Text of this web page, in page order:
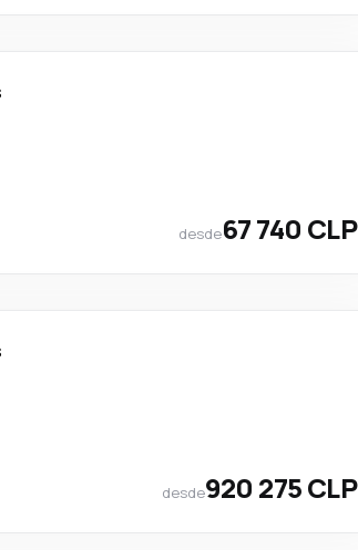
desde67 740 CLP
desde920 275 CLP